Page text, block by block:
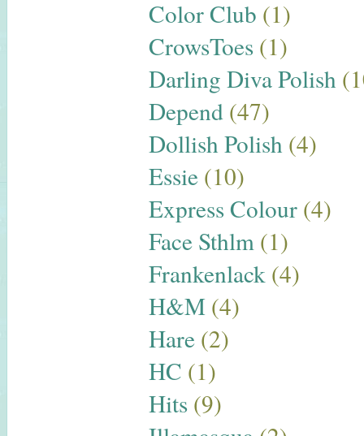
Color Club (1)
CrowsToes (1)
Darling Diva Polish
Depend (47)
Dollish Polish (4)
Essie (10)
Express Colour (4)
Face Sthlm (1)
Frankenlack (4)
H&M (4)
Hare (2)
HC (1)
Hits (9)